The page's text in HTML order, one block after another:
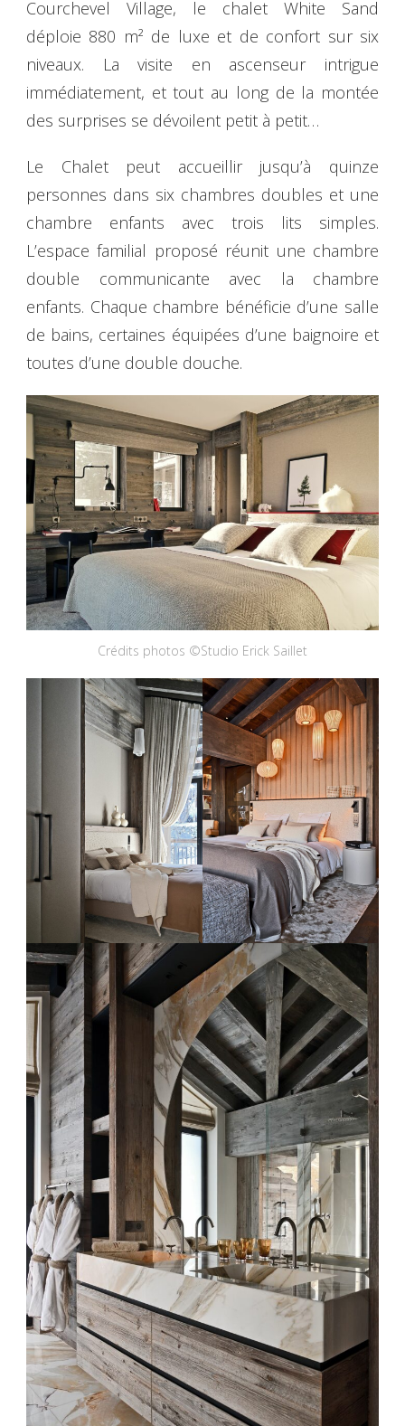
Courchevel Village, le chalet White Sand
déploie 880 m² de luxe et de confort sur six
niveaux. La visite en ascenseur intrigue
immédiatement, et tout au long de la montée
des surprises se dévoilent petit à petit…
Le Chalet peut accueillir jusqu’à quinze
personnes dans six chambres doubles et une
chambre enfants avec trois lits simples.
L’espace familial proposé réunit une chambre
double communicante avec la chambre
enfants. Chaque chambre bénéficie d’une salle
de bains, certaines équipées d’une baignoire et
toutes d’une double douche.
Crédits photos ©Studio Erick Saillet